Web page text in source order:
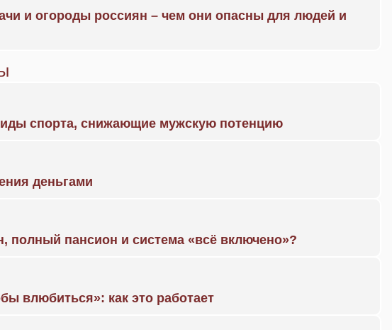
и огороды россиян – чем они опасны для людей и
спорта, снижающие мужскую потенцию
деньгами
полный пансион и система «всё включено»?
влюбиться»: как это работает